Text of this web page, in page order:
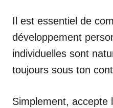
Il est essentiel de
développement
individuelles sont
toujours sous ton
Simplement, accepte